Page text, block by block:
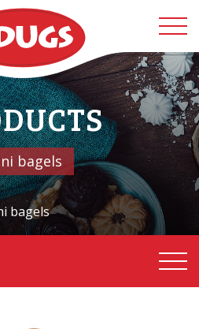
bagels
bagels